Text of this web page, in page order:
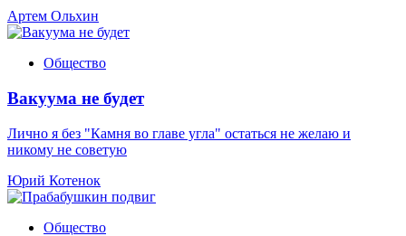
Артем Ольхин
Общество
Вакуума не будет
Лично я без "Камня во главе угла" остаться не желаю и
никому не советую
Юрий Котенок
Общество